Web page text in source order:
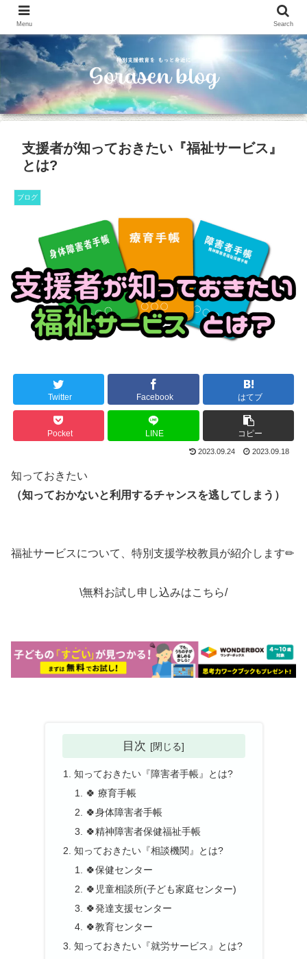
支援者が知っておきたい『福祉サービス』
とは?
ブログ
Twitter Facebook はてブ
Pocket LINE コピー
2023.09.24 2023.09.18
知っておきたい
（知っておかないと利用するチャンスを逃してしまう）
福祉サービスについて、特別支援学校教員が紹介します✏︎
\無料お試し申し込みはこちら/
目次
知っておきたい『障害者手帳』とは?
🍀 療育手帳
🍀身体障害者手帳
🍀精神障害者保健福祉手帳
知っておきたい『相談機関』とは?
🍀保健センター
🍀児童相談所(子ども家庭センター)
🍀発達支援センター
🍀教育センター
知っておきたい『就労サービス』とは?
Menu Search